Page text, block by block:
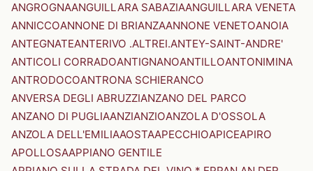
ANGROGNAANGUILLARA SABAZIAANGUILLARA VENETA
ANNICCOANNONE DI BRIANZAANNONE VENETOANOIA
ANTEGNATEANTERIVO .ALTREI.ANTEY-SAINT-ANDRE'
ANTICOLI CORRADOANTIGNANOANTILLOANTONIMINA
ANTRODOCOANTRONA SCHIERANCO
ANVERSA DEGLI ABRUZZIANZANO DEL PARCO
ANZANO DI PUGLIAANZIANZIOANZOLA D'OSSOLA
ANZOLA DELL'EMILIAAOSTAAPECCHIOAPICEAPIRO
APOLLOSAAPPIANO GENTILE